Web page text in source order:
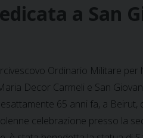
a San
Ordinario Militare
Decor Carmeli e San
65 anni fa, a
celebrazione presso la